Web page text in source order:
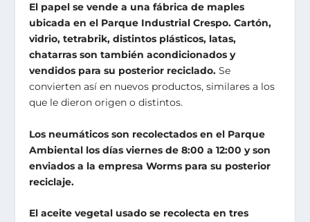
El papel se vende a una fábrica de maples
ubicada en el Parque Industrial Crespo. Cartón,
vidrio, tetrabrik, distintos plásticos, latas,
chatarras son también acondicionados y
vendidos para su posterior reciclado. Se
convierten así en nuevos productos, similares a los
que le dieron origen o distintos.
Los neumáticos son recolectados en el Parque
Ambiental los días viernes de 8:00 a 12:00 y son
enviados a la empresa Worms para su posterior
reciclaje.
El aceite vegetal usado se recolecta en tres